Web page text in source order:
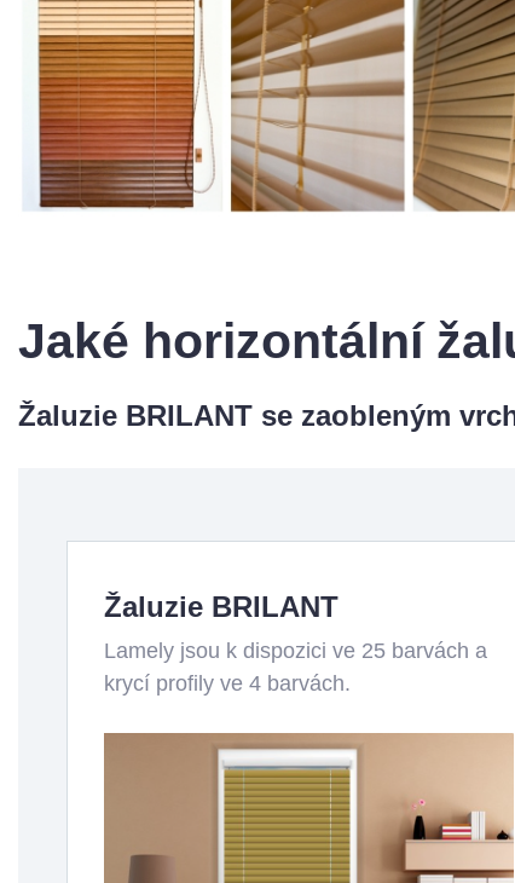
Jaké horizontální
Žaluzie BRILANT se zaobleným
Žaluzie BRILANT
Lamely jsou k dispozici ve 25 barvách a
krycí profily ve 4 barvách.